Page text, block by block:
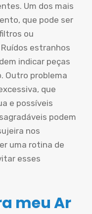
Um dos mais
que pode ser
ou
estranhos
indicar peças
Outro problema
que
e possíveis
podem
nos
uma rotina de
esses
meu Ar